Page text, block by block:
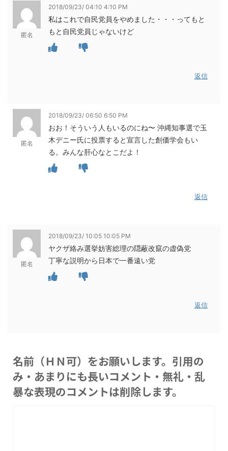
匿名
2018/09/23/ 04:10 4:10 PM
私はこれで自民党員をやめました・・・ってもと
もと自民党員じゃないけど
返信
匿名
2018/09/23/ 06:50 6:50 PM
おお！そういう人もいるのにね〜 沖縄知事選で玉
木デニー氏に投票すると宣言した創価学会もい
る。みんな肝心なとこだよ！
返信
匿名
2018/09/23/ 10:05 10:05 PM
ヤクザ絡み選挙妨害総理の隠蔽改竄の虚偽党
丁寧な説明から日本で一番遠い党
返信
名前（ＨＮ可）をお願いします。引用の
み・あまりにも長いコメント・無礼・乱
暴な表現のコメントは削除します。